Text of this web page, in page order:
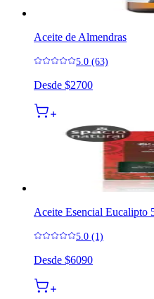
Aceite de Almendras
5.0 (63)
Desde $2700
Aceite Esencial Eucalipto
5.0 (1)
Desde $6090